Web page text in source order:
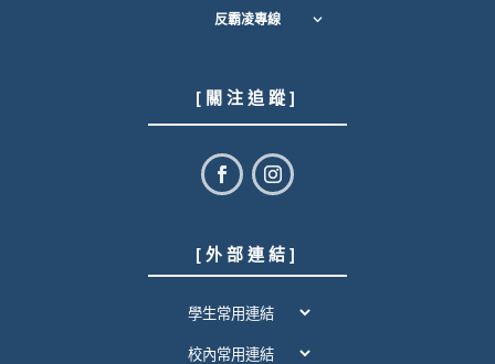
反霸凌專線
[ 關 注 追 蹤 ]
[ 外 部 連 結 ]